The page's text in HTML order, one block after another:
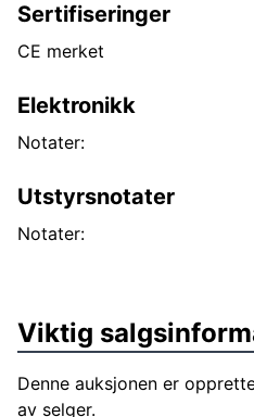
Sertifiseringer
CE merket
Elektronikk
Notater:
Utstyrsnotater
Notater:
Viktig
Denne auksjonen er
av selger.